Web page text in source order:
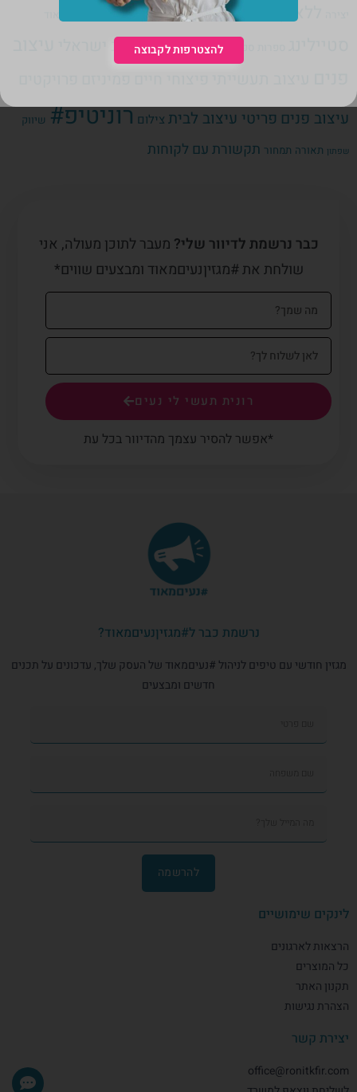
ללא קטגוריה מדיה חברתית מוסיקה משא ומתן נעים מאוד
עיצוב עיצוב גרפי עיצוב ישראלי
עיצוב פנים פריטי עיצוב לבית צילום רוניטיפ# שיווק
שפתון תאורה תמחור תקשורת עם לקוחות
כבר נרשמת לדיוור שלי? מעבר לתוכן מעולה, אני
שולחת את #מגזיןנעיםמאוד ומבצעים שווים*
רונית תעשי לי נעים
*אפשר להסיר עצמך מהדיוור בכל עת
נרשמת כבר ל#מגזיןנעיםמאוד?
מגזין חודשי עם טיפים לניהול #נעיםמאוד של העסק שלך, עדכונים על תכנים
חדשים ומבצעים
להרשמה
לינקים שימושיים
הרצאות לארגונים
כל המוצרים
תקנון האתר
הצהרת נגישות
יצירת קשר
office@ronitkfir.com
להצטרפות לקבוצה